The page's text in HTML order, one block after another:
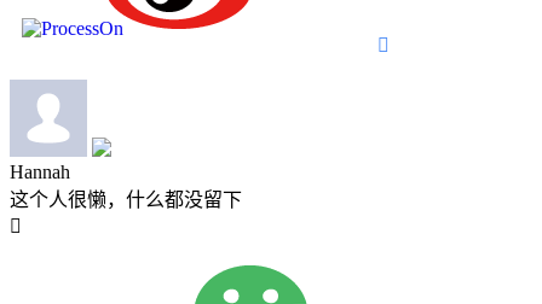

Hannah
这个人很懒，什么都没留下
